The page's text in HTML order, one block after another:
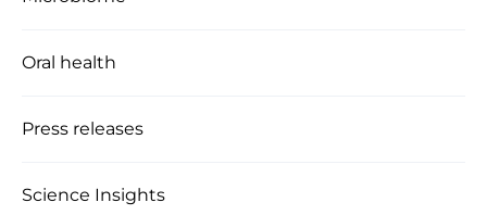
Oral health
Press releases
Science Insights